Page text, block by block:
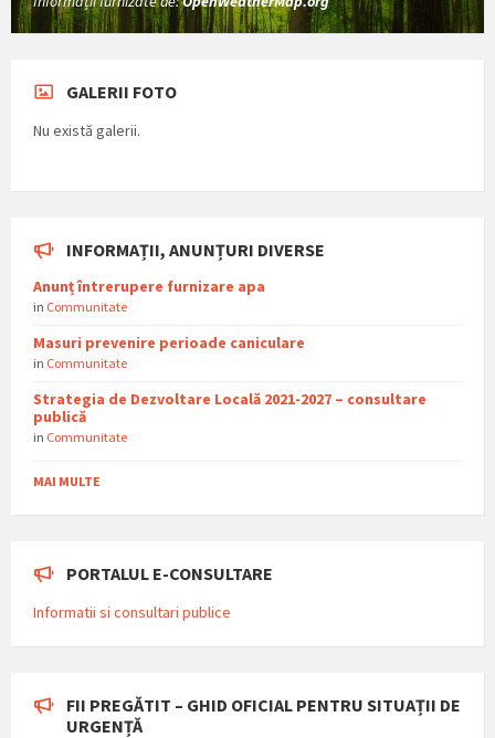
GALERII FOTO
Nu există galerii.
INFORMAȚII, ANUNȚURI DIVERSE
Anunț întrerupere furnizare apa
in Communitate
Masuri prevenire perioade caniculare
in Communitate
Strategia de Dezvoltare Locală 2021-2027 – consultare
publică
in Communitate
MAI MULTE
PORTALUL E-CONSULTARE
Informatii si consultari publice
FII PREGĂTIT – GHID OFICIAL PENTRU SITUAȚII DE
URGENȚĂ